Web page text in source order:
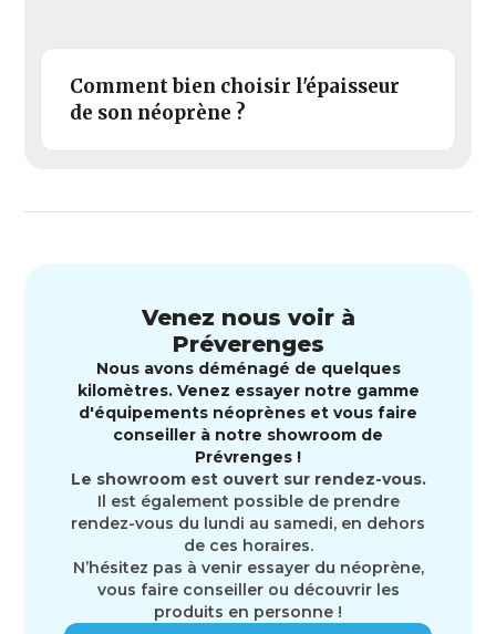
Comment bien choisir l'épaisseur
de son néoprène ?
Venez nous voir à
Préverenges
Nous avons déménagé de quelques
kilomètres. Venez essayer notre gamme
d'équipements néoprènes et vous faire
conseiller à notre showroom de
Prévrenges !
Le showroom est ouvert sur rendez-vous.
Il est également possible de prendre
rendez-vous du lundi au samedi, en dehors
de ces horaires.
N’hésitez pas à venir essayer du néoprène,
vous faire conseiller ou découvrir les
produits en personne !